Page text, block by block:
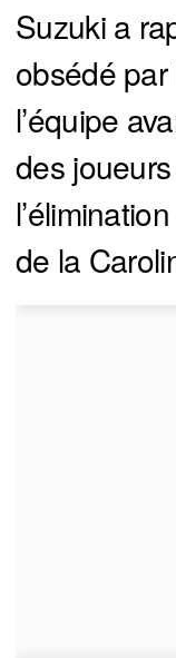
Suzuki a
obsédé par
l’équipe
des
de la